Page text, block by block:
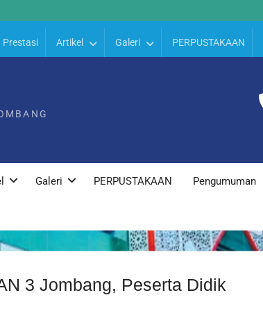
Prestasi Artikel Galeri PERPUSTAKAAN
Galeri PERPUSTAKAAN Pengumuman
3 Jombang, Peserta Didik